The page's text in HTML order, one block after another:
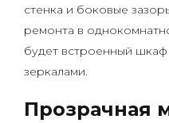
стенка и боковые
ремонта в
будет встроенный шкаф
зеркалами.
Прозрачная